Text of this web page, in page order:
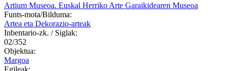
Artium Museoa. Euskal Herriko Arte Garaikidearen Museoa
Funts-mota/Bilduma:
Artea eta Dekorazio-arteak
Inbentario-zk. / Siglak:
02/352
Objektua:
Margoa
Egileak: